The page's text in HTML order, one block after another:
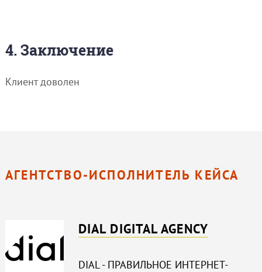
4. Заключение
Клиент доволен
АГЕНТСТВО-ИСПОЛНИТЕЛЬ КЕЙСА
DIAL DIGITAL AGENCY
DIAL - ПРАВИЛЬНОЕ ИНТЕРНЕТ-